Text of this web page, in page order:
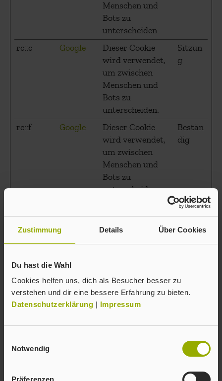
Zustimmung Details Über Cookies
Du hast die Wahl
Cookies helfen uns, dich als Besucher besser zu
verstehen und dir eine bessere Erfahrung zu bieten.
Datenschutzerklärung | Impressum
Notwendig
Präferenzen
Menschen und
Bots zu
unterscheiden.
rc::c Google
Dieser Cookie
wird verwendet,
um zwischen
Menschen und
Bots zu
unterscheiden.
Sitzun
g
rc::f Google
Dieser Cookie
wird verwendet,
um zwischen
Menschen und
Bots zu
unterscheiden.
Bestän
dig
Statistiken (2)
Statistik-Cookies helfen Webseiten-Besitzern zu
interagieren, indem Informationen anonym
gesammelt und gemeldet werden.
erdaue
2 Jahre